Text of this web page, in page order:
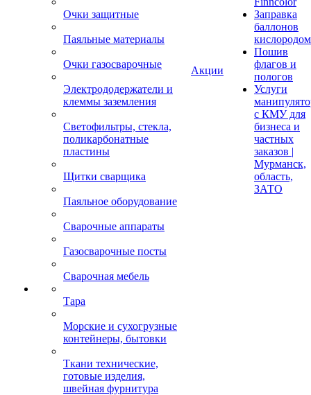
Очки защитные
Паяльные материалы
Очки газосварочные
Электрододержатели и
клеммы заземления
Светофильтры, стекла,
поликарбонатные
пластины
Щитки сварщика
Паяльное оборудование
Сварочные аппараты
Газосварочные посты
Сварочная мебель
Тара
Морские и сухогрузные
контейнеры, бытовки
Ткани технические,
готовые изделия,
швейная фурнитура
Акции
Заправка
баллонов
кислородом
Пошив
флагов и
пологов
Услуги
с КМУ для
бизнеса и
частных
заказов |
Мурманск,
область,
ЗАТО